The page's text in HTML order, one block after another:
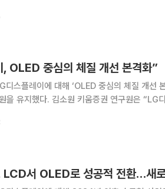
센서스인 매출액 5조 원, 영업적
OLED 중심의 체질 개선 본격화”
스플레이에 대해 ‘OLED 중심의 체질 개선
“LG디스플레이의 3분기 영업이익은
LCD서 OLED로 성공적 전환…새